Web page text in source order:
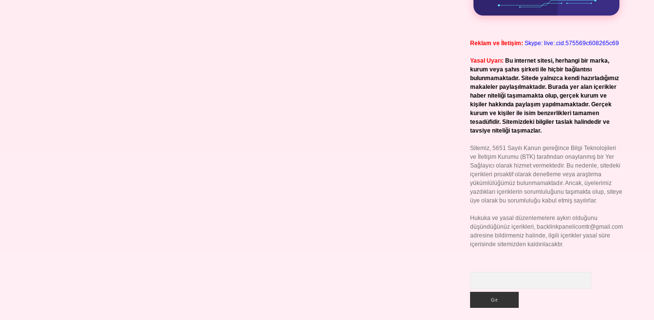
Reklam ve İletişim: Skype: live:.cid.575569c608265c69
Yasal Uyarı: Bu internet sitesi, herhangi bir marka,
kurum veya şahıs şirketi ile hiçbir bağlantısı
bulunmamaktadır. Sitede yalnızca kendi hazırladığımız
makaleler paylaşılmaktadır. Burada yer alan içerikler
haber niteliği taşımamakta olup, gerçek kurum ve
kişiler hakkında paylaşım yapılmamaktadır. Gerçek
kurum ve kişiler ile isim benzerlikleri tamamen
tesadüfidir. Sitemizdeki bilgiler taslak halindedir ve
tavsiye niteliği taşımazlar.
Sitemiz, 5651 Sayılı Kanun gereğince Bilgi Teknolojileri
ve İletişim Kurumu (BTK) tarafından onaylanmış bir Yer
Sağlayıcı olarak hizmet vermektedir. Bu nedenle, sitedeki
içerikleri proaktif olarak denetleme veya araştırma
yükümlülüğümüz bulunmamaktadır. Ancak, üyelerimiz
yazdıkları içeriklerin sorumluluğunu taşımakta olup, siteye
üye olarak bu sorumluluğu kabul etmiş sayılırlar.
Hukuka ve yasal düzenlemelere aykırı olduğunu
düşündüğünüz içerikleri, backlinkpanelicomtr@gmail.com
adresine bildirmeniz halinde, ilgili içerikler yasal süre
içerisinde sitemizden kaldırılacaktır.